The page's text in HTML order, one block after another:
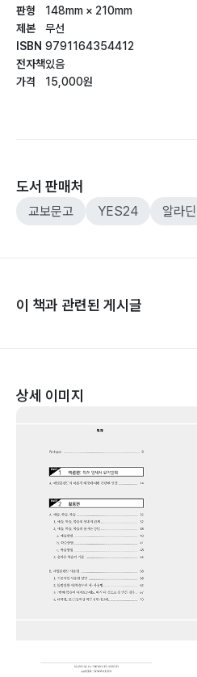
판형
제본
ISBN
전자책
가격
148mm × 210mm
무선
9791164354412
있음
15,000원
도서 판매처
교보문고 YES24 알라딘
이 책과 관련된 게시글
상세 이미지